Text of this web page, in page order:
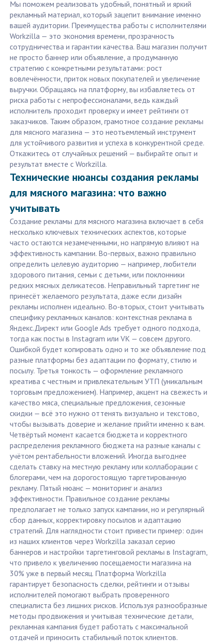
Мы поможем реализовать удобный, понятный и яркий
рекламный материал, который зацепит внимание именно
вашей аудитории. Преимущества работы с исполнителями
Workzilla — это экономия времени, прозрачность
сотрудничества и гарантии качества. Ваш магазин получит
не просто баннер или объявление, а продуманную
стратегию с конкретными результатами: рост
вовлечённости, приток новых покупателей и увеличение
выручки. Обращаясь на платформу, вы избавляетесь от
риска работы с непрофессионалами, ведь каждый
исполнитель проходит проверку и имеет рейтинги от
заказчиков. Таким образом, грамотное создание рекламы
для мясного магазина — это неотъемлемый инструмент
для устойчивого развития и успеха в конкурентной среде.
Откажитесь от случайных решений — выбирайте опыт и
результат вместе с Workzilla.
Технические нюансы создания рекламы
для мясного магазина: что важно
учитывать
Создание рекламы для мясного магазина включает в себя
несколько ключевых технических аспектов, которые
часто остаются незамеченными, но напрямую влияют на
эффективность кампании. Во-первых, важно правильно
определить целевую аудиторию — например, любители
здорового питания, семьи с детьми, или поклонники
редких мясных деликатесов. Неправильный таргетинг не
принесёт желаемого результата, даже если дизайн
рекламы исполнен идеально. Во-вторых, стоит учитывать
специфику рекламных каналов: контекстная реклама в
Яндекс.Директ или Google Ads требует одного подхода,
тогда как посты в Instagram или VK — совсем другого.
Ошибкой будет копировать одно и то же объявление под
разные платформы без адаптации по формату, стилю и
посылу. Третья тонкость — оформление рекламного
креатива с честным и привлекательным УТП (уникальным
торговым предложением). Например, акцент на свежесть и
качество мяса, специальные предложения, сезонные
скидки — всё это нужно оттенять визуально и текстово,
чтобы вызывать доверие и желание прийти именно к вам.
Четвёртый момент касается бюджета и корректного
распределения рекламного бюджета на разные каналы с
учётом рентабельности вложений. Иногда выгоднее
сделать ставку на местную рекламу или коллаборации с
блогерами, чем на дорогостоящую таргетированную
рекламу. Пятый нюанс — мониторинг и анализ
эффективности. Правильное создание рекламы
предполагает не только запуск кампании, но и регулярный
сбор данных, корректировку посылов и адаптацию
стратегий. Для наглядности стоит привести пример: один
из наших клиентов через Workzilla заказал серию
баннеров и настройки таргетинговой рекламы в Instagram,
что привело к увеличению посещаемости магазина на
30% уже в первый месяц. Платформа Workzilla
гарантирует безопасность сделки, рейтинги и отзывы
исполнителей помогают выбрать проверенного
специалиста без лишних рисков. Используя разнообразные
методы продвижения и учитывая технические детали,
рекламная кампания будет работать с максимальной
отдачей и приносить стабильный поток клиентов.